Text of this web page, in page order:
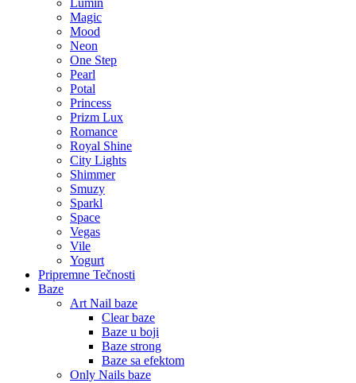
Magic
Mood
Neon
One Step
Pearl
Potal
Princess
Prizm Lux
Romance
Royal Shine
City Lights
Shimmer
Smuzy
Sparkl
Space
Vegas
Vile
Yogurt
Pripremne Tečnosti
Baze
Art Nail baze
Clear baze
Baze u boji
Baze strong
Baze sa efektom
Only Nails baze